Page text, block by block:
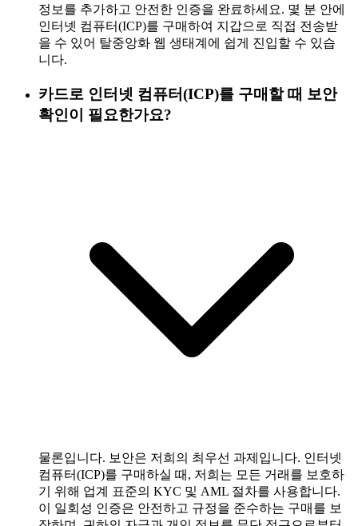
정보를 추가하고 안전한 인증을 완료하세요. 몇 분 안에
인터넷 컴퓨터(ICP)를 구매하여 지갑으로 직접 전송받
을 수 있어 탈중앙화 웹 생태계에 쉽게 진입할 수 있습
니다.
카드로 인터넷 컴퓨터(ICP)를 구매할 때 보안
확인이 필요한가요?
물론입니다. 보안은 저희의 최우선 과제입니다. 인터넷
컴퓨터(ICP)를 구매하실 때, 저희는 모든 거래를 보호하
기 위해 업계 표준의 KYC 및 AML 절차를 사용합니다.
이 일회성 인증은 안전하고 규정을 준수하는 구매를 보